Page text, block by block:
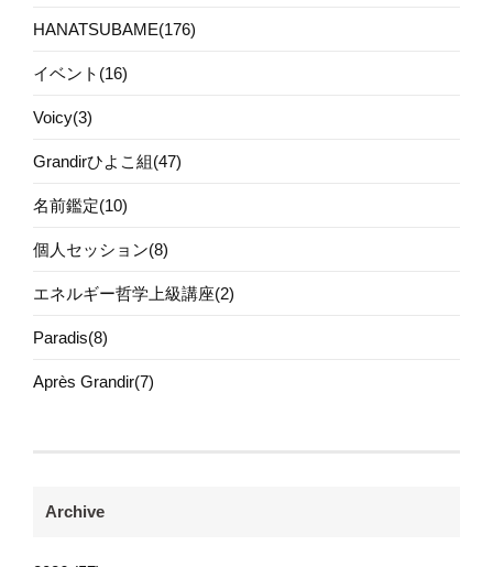
HANATSUBAME(176)
イベント(16)
Voicy(3)
Grandirひよこ組(47)
名前鑑定(10)
個人セッション(8)
エネルギー哲学上級講座(2)
Paradis(8)
Après Grandir(7)
Archive